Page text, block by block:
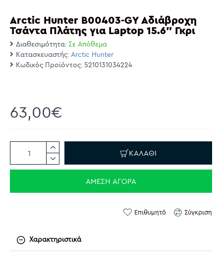
Arctic Hunter B00403-GY Αδιάβροχη
Τσάντα Πλάτης για Laptop 15.6" Γκρι
Διαθεσιμότητα: Σε Απόθεμα
Κατασκευαστής: Arctic Hunter
Κωδικός Προϊόντος: 5210131034224
63,00€
ΚΑΛΆΘΙ
ΆΜΕΣΗ ΑΓΟΡΆ
Επιθυμητό Σύγκριση
Χαρακτηριστικά